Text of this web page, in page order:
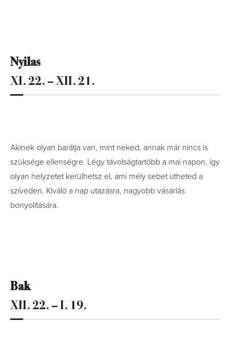
Nyilas
XI. 22. – XII. 21.
Akinek olyan barátja van, mint neked, annak már nincs is
szüksége ellenségre. Légy távolságtartóbb a mai napon, így
olyan helyzetet kerülhetsz el, ami mély sebet ütheted a
szíveden. Kiváló a nap utazásra, nagyobb vásárlás
bonyolítására.
Bak
XII. 22. – I. 19.